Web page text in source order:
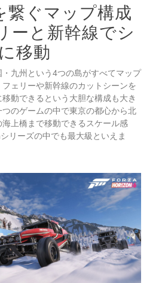
繋ぐマップ構成
と新幹線でシ
移動
九州という4つの島がすべてマップ
ェリーや新幹線のカットシーンを
動できるという大胆な構成も大き
のゲームの中で東京の都心から北
上橋まで移動できるスケール感
リーズの中でも最大級といえま